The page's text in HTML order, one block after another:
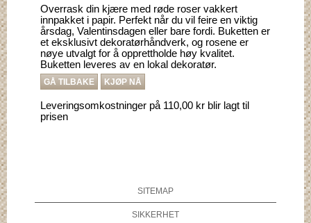
Overrask din kjære med røde roser vakkert
innpakket i papir. Perfekt når du vil feire en viktig
årsdag, Valentinsdagen eller bare fordi. Buketten er
et eksklusivt dekoratørhåndverk, og rosene er
nøye utvalgt for å opprettholde høy kvalitet.
Buketten leveres av en lokal dekoratør.
GÅ TILBAKE KJØP NÅ
Leveringsomkostninger på 110,00 kr blir lagt til
prisen
SITEMAP
SIKKERHET